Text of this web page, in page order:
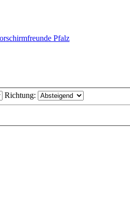
Pfalz
Richtung: